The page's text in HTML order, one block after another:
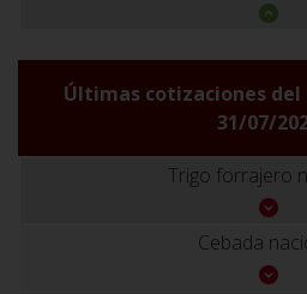
Últimas cotizaciones
31/07/
Trigo forrajero
Cebada